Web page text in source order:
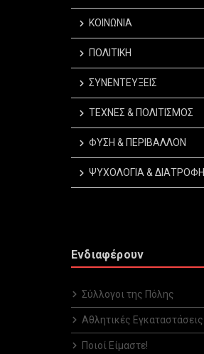
ΚΟΙΝΩΝΙΑ
ΠΟΛΙΤΙΚΗ
ΣΥΝΕΝΤΕΥΞΕΙΣ
ΤΕΧΝΕΣ & ΠΟΛΙΤΙΣΜΟΣ
ΦΥΣΗ & ΠΕΡΙΒΑΛΛΟΝ
ΨΥΧΟΛΟΓΙΑ & ΔΙΑΤΡΟΦΗ
Ενδιαφέρουν
Σύλλογοι της Πόλης
Αθλητικές Εγκαταστάσεις
Ποιοί Είμαστε!